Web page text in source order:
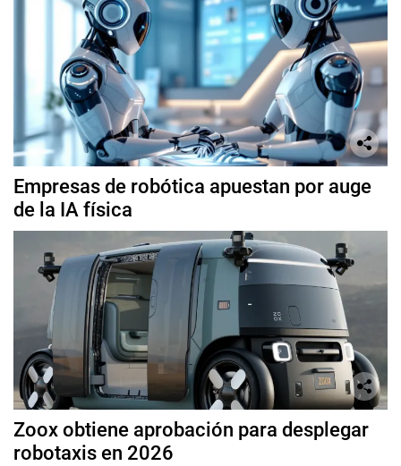
Empresas de robótica apuestan por auge
de la IA física
Zoox obtiene aprobación para desplegar
robotaxis en 2026